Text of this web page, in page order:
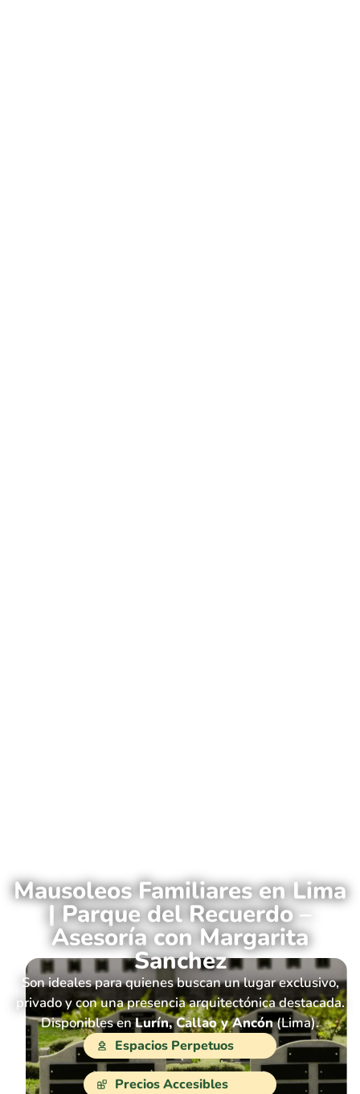
Mausoleos Familiares en Lima
| Parque del Recuerdo –
Asesoría con Margarita
Sanchez
Son ideales para quienes buscan un lugar exclusivo,
privado y con una presencia arquitectónica destacada.
Disponibles enLurín, Callao y Ancón(Lima).
Espacios Perpetuos
Precios Accesibles